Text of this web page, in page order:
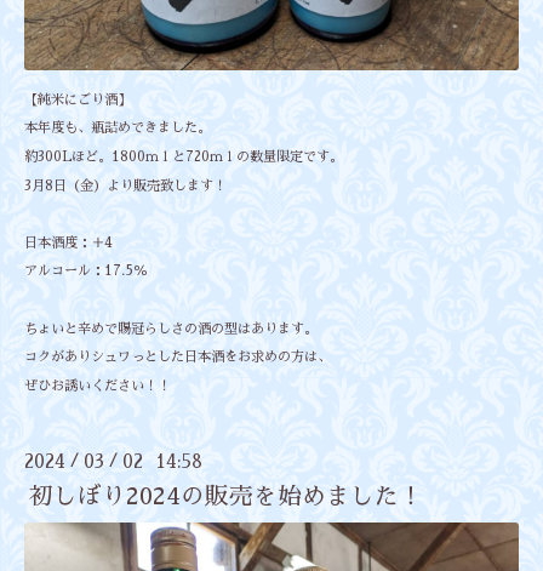
【純米にごり酒】
本年度も、瓶詰めできました。
約300Lほど。1800ｍｌと720ｍｌの数量限定です。
3月8日（金）より販売致します！
日本酒度：＋4
アルコール：17.5％
ちょいと辛めで賜冠らしさの酒の型はあります。
コクがありシュワっとした日本酒をお求めの方は、
ぜひお誘いください！！
2024 / 03 / 02 14:58
初しぼり2024の販売を始めました！